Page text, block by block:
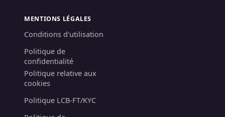
MENTIONS LÉGALES
Conditions d'utilisation
Politique de
confidentialité
Politique relative aux
cookies
Politique LCB-FT/KYC